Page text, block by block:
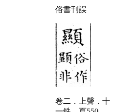
俗書刊誤
卷二．上聲．十